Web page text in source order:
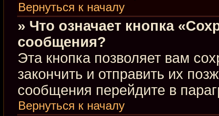
Вернуться к началу
» Что означает кнопка
сообщения?
Эта кнопка позволяет вам
закончить и отправить их
сообщения перейдите в
Вернуться к началу